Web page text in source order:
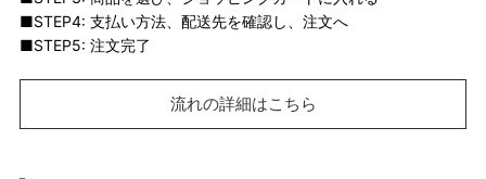
■STEP4: 支払い方法、配送先を確認し、注文へ
■STEP5: 注文完了
流れの詳細はこちら